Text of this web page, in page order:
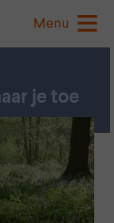
Menu
je toe